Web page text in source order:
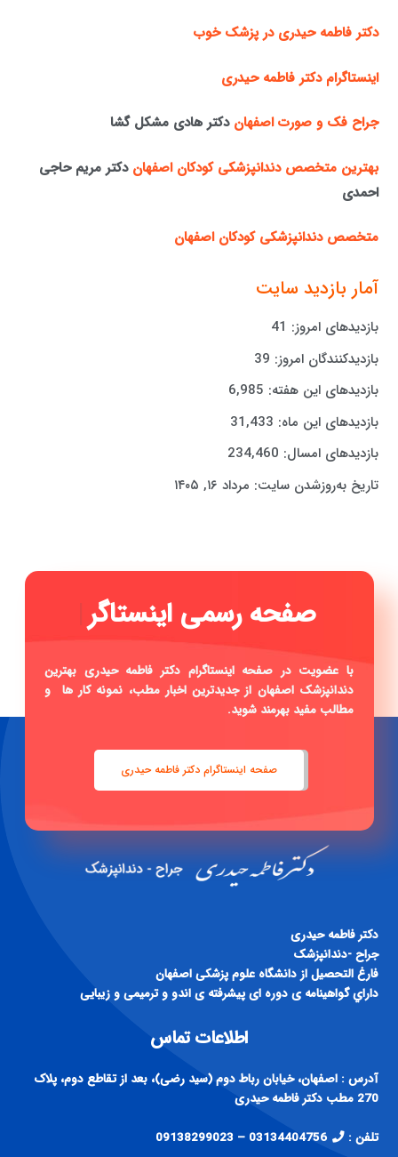
دکتر فاطمه حیدری در پزشک خوب
اینستاگرام دکتر فاطمه حیدری
جراح فک و صورت اصفهان دکتر هادی مشکل گشا
بهترین متخصص دندانپزشکی کودکان اصفهان دکتر مریم حاجی
احمدی
متخصص دندانپزشکی کودکان اصفهان
آمار بازدید سایت
بازدیدهای امروز: 41
بازدیدکنندگان امروز: 39
بازدیدهای این هفته: 6,985
بازدیدهای این ماه: 31,433
بازدیدهای امسال: 234,460
تاریخ به‌روزشدن سایت: مرداد ۱۶, ۱۴۰۵
|
با عضویت در صفحه اینستاگرام دکتر فاطمه حیدری بهترین
دندانپزشک اصفهان از جدیدترین اخبار مطب، نمونه کار ها و
مطالب مفید بهرمند شوید.
صفحه اینستاگرام دکتر فاطمه حیدری
دكتر فاطمه حيدری
جراح -دندانپزشک
فارغ التحصيل از دانشگاه علوم پزشكی اصفهان
داراي گواهينامه ی دوره ای پيشرفته ی اندو و ترميمی و زيبايی
اطلاعات تماس
آدرس : اصفهان، خیابان رباط دوم (سید رضی)، بعد از تقاطع دوم، پلاک
270 مطب دکتر فاطمه حیدری
تلفن : 03134404756 – 09138299023